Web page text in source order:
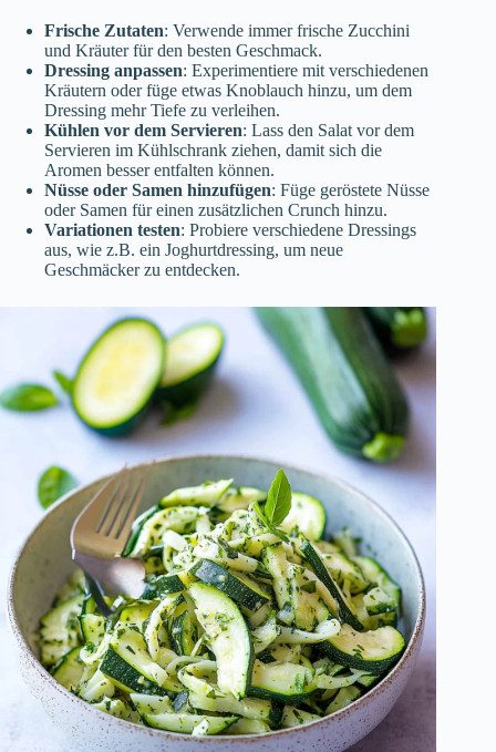
Frische Zutaten: Verwende immer frische Zucchini
und Kräuter für den besten Geschmack.
Dressing anpassen: Experimentiere mit verschiedenen
Kräutern oder füge etwas Knoblauch hinzu, um dem
Dressing mehr Tiefe zu verleihen.
Kühlen vor dem Servieren: Lass den Salat vor dem
Servieren im Kühlschrank ziehen, damit sich die
Aromen besser entfalten können.
Nüsse oder Samen hinzufügen: Füge geröstete Nüsse
oder Samen für einen zusätzlichen Crunch hinzu.
Variationen testen: Probiere verschiedene Dressings
aus, wie z.B. ein Joghurtdressing, um neue
Geschmäcker zu entdecken.